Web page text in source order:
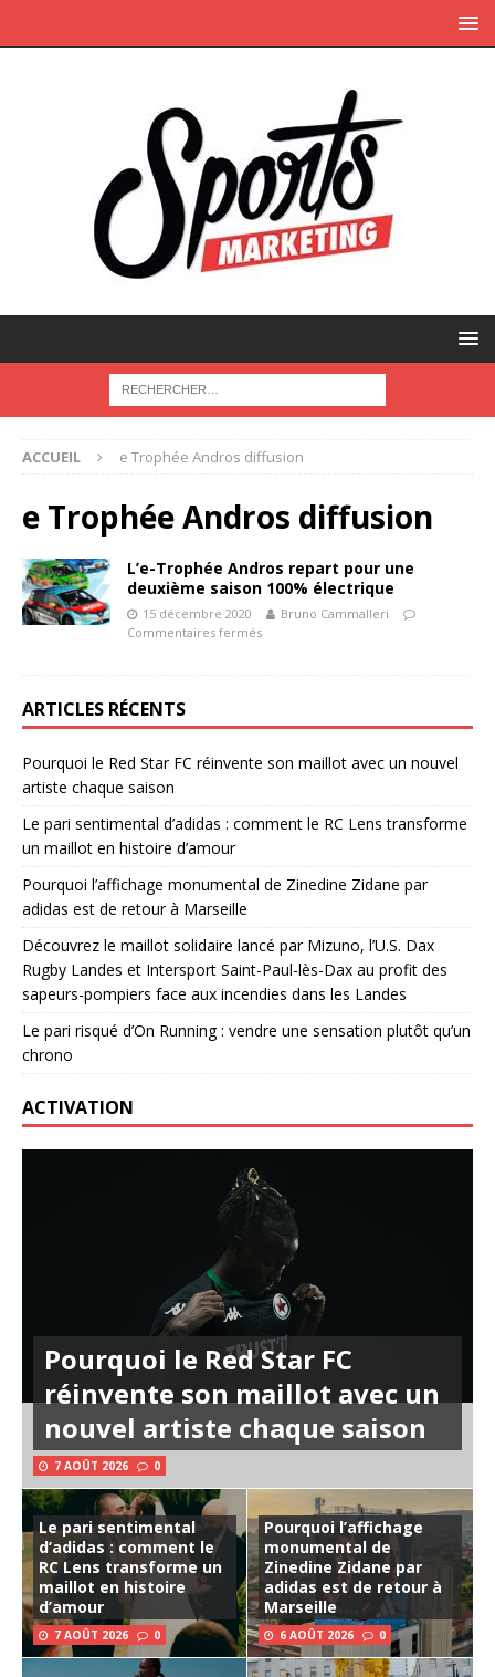
ACCUEIL e Trophée Andros diffusion
e Trophée Andros diffusion
L’e-Trophée Andros repart pour une
deuxième saison 100% électrique
15 décembre 2020
Bruno Cammalleri
Commentaires fermés
ARTICLES RÉCENTS
Pourquoi le Red Star FC réinvente son maillot avec un nouvel
artiste chaque saison
Le pari sentimental d’adidas : comment le RC Lens transforme
un maillot en histoire d’amour
Pourquoi l’affichage monumental de Zinedine Zidane par
adidas est de retour à Marseille
Découvrez le maillot solidaire lancé par Mizuno, l’U.S. Dax
Rugby Landes et Intersport Saint-Paul-lès-Dax au profit des
sapeurs-pompiers face aux incendies dans les Landes
Le pari risqué d’On Running : vendre une sensation plutôt qu’un
chrono
ACTIVATION
Pourquoi le Red Star FC
réinvente son maillot avec un
nouvel artiste chaque saison
7 AOÛT 2026 0
Le pari sentimental
d’adidas : comment le
RC Lens transforme un
maillot en histoire
d’amour
7 AOÛT 2026 0
Pourquoi l’affichage
monumental de
Zinedine Zidane par
adidas est de retour à
Marseille
6 AOÛT 2026 0